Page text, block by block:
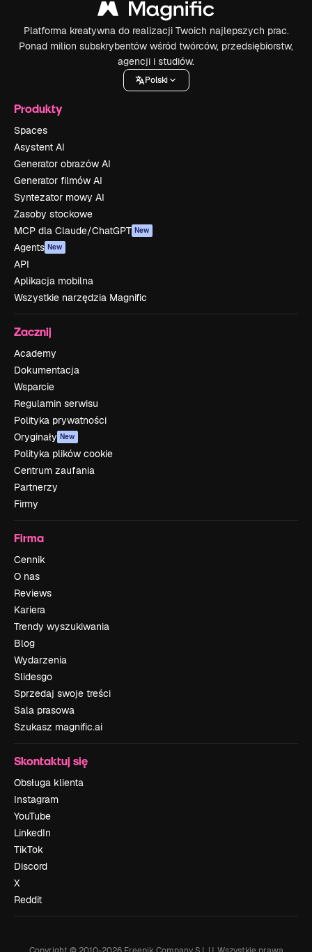
Platforma kreatywna do realizacji Twoich najlepszych prac.
Ponad milion subskrybentów wśród twórców, przedsiębiorstw,
agencji i studiów.
Polski
Produkty
Spaces
Asystent AI
Generator obrazów AI
Generator filmów AI
Syntezator mowy AI
Zasoby stockowe
MCP dla Claude/ChatGPT New
Agents New
API
Aplikacja mobilna
Wszystkie narzędzia Magnific
Zacznij
Academy
Dokumentacja
Wsparcie
Regulamin serwisu
Polityka prywatności
Oryginały New
Polityka plików cookie
Centrum zaufania
Partnerzy
Firmy
Firma
Cennik
O nas
Reviews
Kariera
Trendy wyszukiwania
Blog
Wydarzenia
Slidesgo
Sprzedaj swoje treści
Sala prasowa
Szukasz magnific.ai
Skontaktuj się
Obsługa klienta
Instagram
YouTube
LinkedIn
TikTok
Discord
X
Reddit